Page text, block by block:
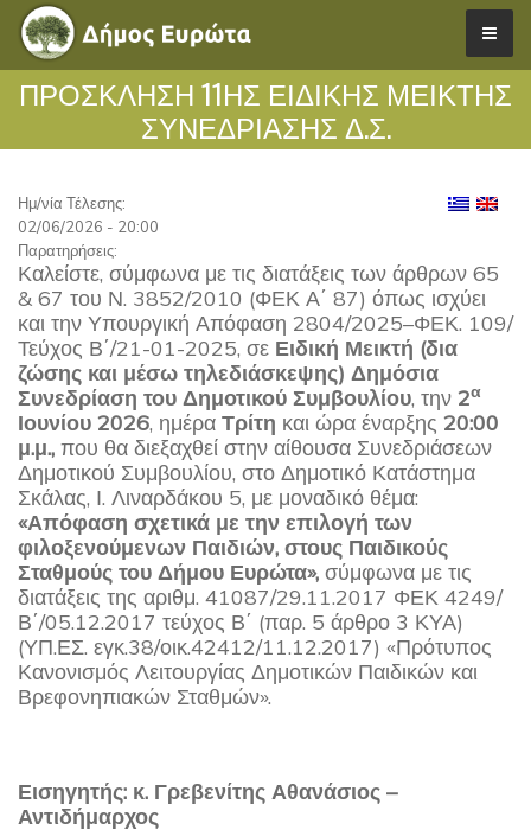
ΠΡΟΣΚΛΗΣΗ 11ΗΣ ΕΙΔΙΚΗΣ ΜΕΙΚΤΗΣ
ΣΥΝΕΔΡΙΑΣΗΣ Δ.Σ.
Ημ/νία Τέλεσης:
02/06/2026 - 20:00
Παρατηρήσεις:
Καλείστε, σύμφωνα με τις διατάξεις των άρθρων 65
& 67 του Ν. 3852/2010 (ΦΕΚ Α΄ 87) όπως ισχύει
και την Υπουργική Απόφαση 2804/2025–ΦΕΚ. 109/
Τεύχος Β΄/21-01-2025, σε Ειδική Μεικτή (δια
ζώσης και μέσω τηλεδιάσκεψης) Δημόσια
Συνεδρίαση του Δημοτικού Συμβουλίου, την 2α
Ιουνίου 2026, ημέρα Τρίτη και ώρα έναρξης 20:00
μ.μ., που θα διεξαχθεί στην αίθουσα Συνεδριάσεων
Δημοτικού Συμβουλίου, στο Δημοτικό Κατάστημα
Σκάλας, Ι. Λιναρδάκου 5, με μοναδικό θέμα:
«Απόφαση σχετικά με την επιλογή των
φιλοξενούμενων Παιδιών, στους Παιδικούς
Σταθμούς του Δήμου Ευρώτα», σύμφωνα με τις
διατάξεις της αριθμ. 41087/29.11.2017 ΦΕΚ 4249/
Β΄/05.12.2017 τεύχος Β΄ (παρ. 5 άρθρο 3 ΚΥΑ)
(ΥΠ.ΕΣ. εγκ.38/οικ.42412/11.12.2017) «Πρότυπος
Κανονισμός Λειτουργίας Δημοτικών Παιδικών και
Βρεφονηπιακών Σταθμών».
Εισηγητής: κ. Γρεβενίτης Αθανάσιος –
Αντιδήμαρχος